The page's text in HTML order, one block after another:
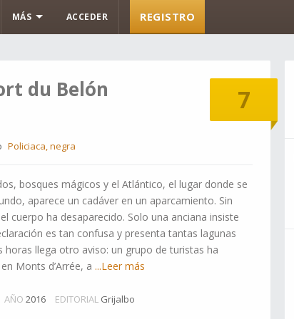
MÁS ACCEDER REGISTRO
7
du Belón
Policiaca, negra
bosques mágicos y el Atlántico, el lugar donde se
aparece un cadáver en un aparcamiento. Sin
cuerpo ha desaparecido. Solo una anciana insiste
es tan confusa y presenta tantas lagunas
horas llega otro aviso: un grupo de turistas ha
Monts d’Arrée, a ...Leer más
AÑO 2016 EDITORIAL Grijalbo